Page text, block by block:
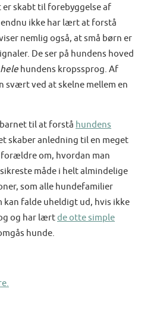
er skabt til forebyggelse af
ikke har lært at forstå
nemlig også, at små børn er
De ser på hundens hoved
hele hundens kropssprog. Af
svært ved at skelne mellem en
til at forstå hundens
skaber anledning til en meget
om, hvordan man
måde i helt almindelige
som alle hundefamilier
kan falde uheldigt ud, hvis ikke
og har lærtde otte simple
hunde.